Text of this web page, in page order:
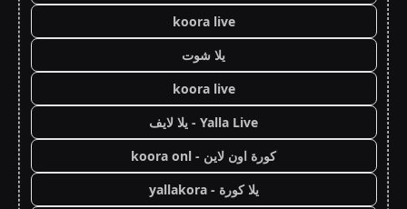
koora live
يلا شوت
koora live
Yalla Live - يلا لايف
كورة اون لاين - koora onl
يلا كورة - yallakora